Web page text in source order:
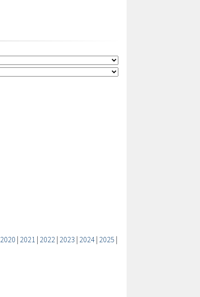
2020 | 2021 | 2022| 2023 | 2024| 2025 |